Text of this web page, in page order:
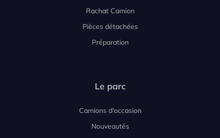
Rachat Camion
Pièces détachées
Préparation
Le parc
Camions d'occasion
Nouveautés